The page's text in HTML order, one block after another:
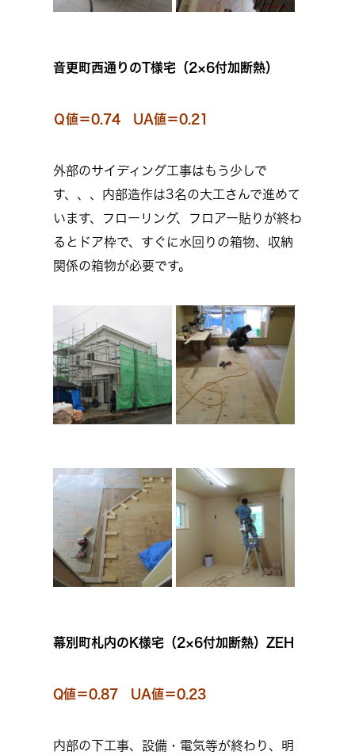
音更町西通りのT様宅（2×6付加断熱）
Ｑ値＝0.74 UA値＝0.21
外部のサイディング工事はもう少しで
す、、、内部造作は3名の大工さんで進めて
います、フローリング、フロアー貼りが終わ
るとドア枠で、すぐに水回りの箱物、収納
関係の箱物が必要です。
幕別町札内のK様宅（2×6付加断熱）ZEH
Q値＝0.87 UA値＝0.23
内部の下工事、設備・電気等が終わり、明